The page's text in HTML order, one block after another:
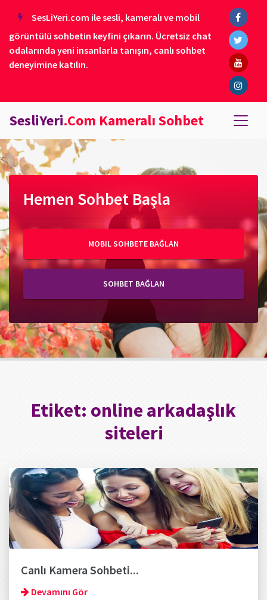
SesLiYeri.com ile sesli, kameralı ve mobil
görüntülü sohbetin keyfini çıkarın. Ücretsiz chat
odalarında yeni insanlarla tanışın, canlı sohbet
deneyimine katılın.
SesliYeri.Com Kameralı Sohbet
Hemen Sohbet Başla
MOBIL SOHBETE BAĞLAN
SOHBET BAĞLAN
Etiket: online arkadaşlık
siteleri
Canlı Kamera Sohbeti...
Devamını Gör